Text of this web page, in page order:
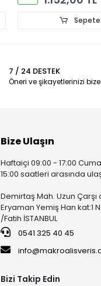
7 / 24 DESTEK
Öneri ve şikayetlerinizi
Bize Ulaşın
Haftaiçi 09:00 - 17:00
15:00 saatleri arasında
Demirtaş Mah. Uzun Çarşı
Eryaman Yemiş Han kat:1
/Fatih İSTANBUL
0541 325 40 45
Bizi Takip Edin